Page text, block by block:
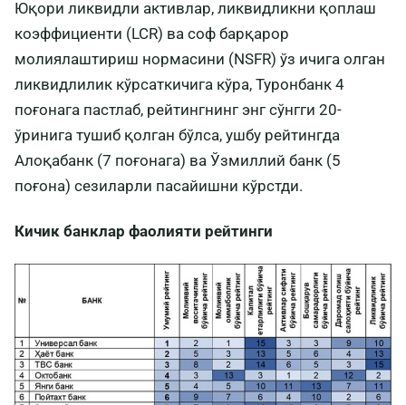
Юқори ликвидли активлар, ликвидликни қоплаш
коэффициенти (LCR) ва соф барқарор
молиялаштириш нормасини (NSFR) ўз ичига олган
ликвидлилик кўрсаткичига кўра, Туронбанк 4
поғонага пастлаб, рейтингнинг энг сўнгги 20-
ўринига тушиб қолган бўлса, ушбу рейтингда
Алоқабанк (7 поғонага) ва Ўзмиллий банк (5
поғона) сезиларли пасайишни кўрстди.
Кичик банклар фаолияти рейтинги